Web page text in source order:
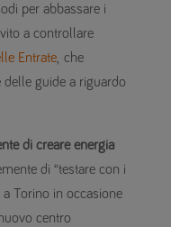
per abbassare i
a controllare
Entrate , che
delle guide a riguardo
di creare energia
di “testare con i
Torino in occasione
nuovo centro